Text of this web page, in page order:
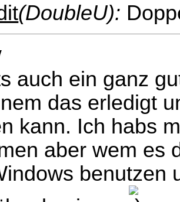
(DoubleU):
auch ein ganz
das erledigt
kann. Ich habs
aber wem es
benutzen